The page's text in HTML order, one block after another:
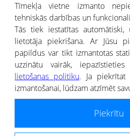
Dzimtas koks
Uzņēmumu
Monitorings
Kredītizziņa par ārvalstu
® CREDITREFORM Latvija
SIA
Portāla ietvaros saņemtajai informācijai ir
Tīmekļa vietne izmanto
tehniskās darbības un
Tās tiek iestatītas
lietotāja piekrišana. Ar Jūsu
papildus var tikt izmantotas
uzzinātu vairāk,
lietošanas politiku. Ja piekrītat
izmantošanai, lūdzam atzīmēt
Piekrītu